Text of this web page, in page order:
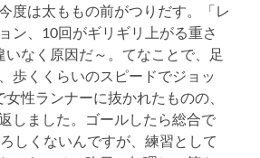
度は太ももの前がつりだす。「レ
ン、10回がギリギリ上がる重さ
いなく原因だ～。てなことで、足
歩くくらいのスピードでジョッ
性ランナーに抜かれたものの、
しました。ゴールしたら総合で
しくないんですが、練習として